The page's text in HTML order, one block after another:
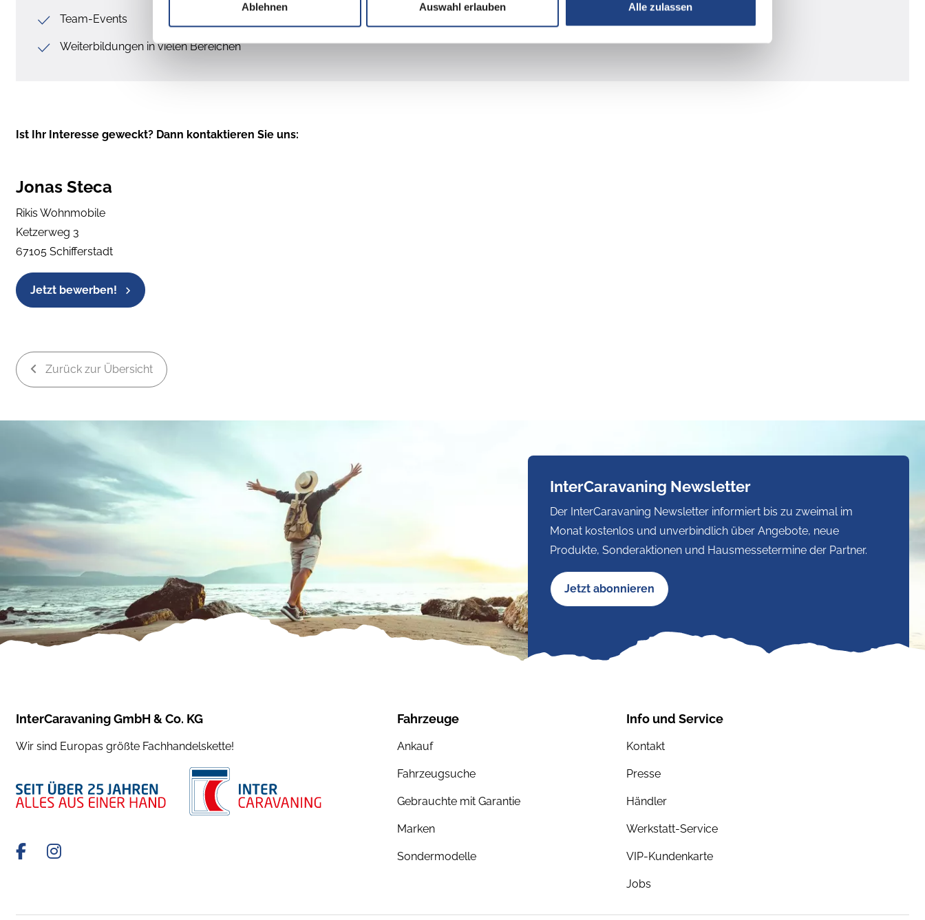
Ablehnen Auswahl erlauben Alle zulassen
Team-Events
Weiterbildungen in vielen Bereichen
Ist Ihr Interesse geweckt? Dann kontaktieren Sie uns:
Jonas Steca
Rikis Wohnmobile
Ketzerweg 3
67105 Schifferstadt
Jetzt bewerben!
Zurück zur Übersicht
InterCaravaning Newsletter
Der InterCaravaning Newsletter informiert bis zu zweimal im
Monat kostenlos und unverbindlich über Angebote, neue
Produkte, Sonderaktionen und Hausmessetermine der Partner.
Jetzt abonnieren
InterCaravaning GmbH & Co. KG
Wir sind Europas größte Fachhandelskette!
Fahrzeuge
Ankauf
Fahrzeugsuche
Gebrauchte mit Garantie
Marken
Sondermodelle
Info und Service
Kontakt
Presse
Händler
Werkstatt-Service
VIP-Kundenkarte
Jobs